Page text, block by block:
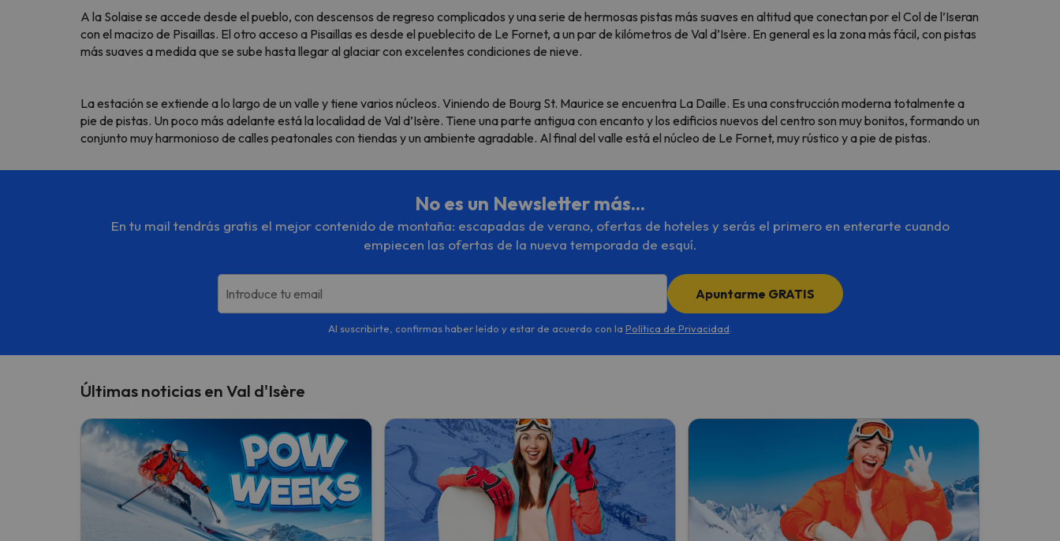
A la Solaise se accede desde el pueblo, con descensos de regreso complicados y una serie de hermosas pistas más suaves en altitud que conectan por el Col de l’Iseran
con el macizo de Pisaillas. El otro acceso a Pisaillas es desde el pueblecito de Le Fornet, a un par de kilómetros de Val d’Isère. En general es la zona más fácil, con pistas
más suaves a medida que se sube hasta llegar al glaciar con excelentes condiciones de nieve.
La estación se extiende a lo largo de un valle y tiene varios núcleos. Viniendo de Bourg St. Maurice se encuentra La Daille. Es una construcción moderna totalmente a
pie de pistas. Un poco más adelante está la localidad de Val d’Isère. Tiene una parte antigua con encanto y los edificios nuevos del centro son muy bonitos, formando un
conjunto muy harmonioso de calles peatonales con tiendas y un ambiente agradable. Al final del valle está el núcleo de Le Fornet, muy rústico y a pie de pistas.
No es un Newsletter más...
En tu mail tendrás gratis el mejor contenido de montaña: escapadas de verano, ofertas de hoteles y serás el primero en enterarte cuando
empiecen las ofertas de la nueva temporada de esquí.
Introduce tu email Apuntarme GRATIS
Al suscribirte, confirmas haber leído y estar de acuerdo con la Política de Privacidad
Últimas noticias en Val d'Isère